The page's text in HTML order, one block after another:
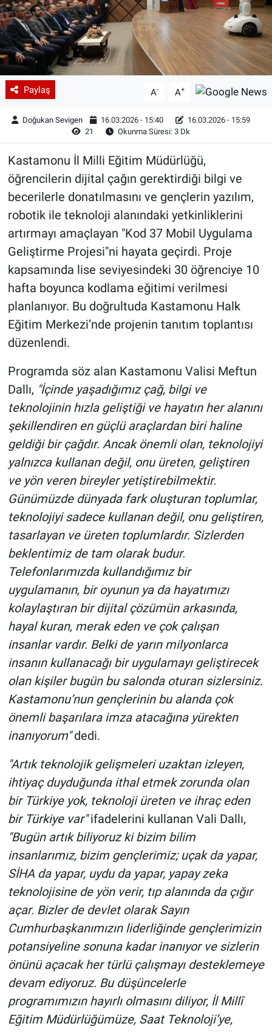
Paylaş A- A+
Doğukan Sevigen 16.03.2026 - 15:40
16.03.2026 - 15:59
21
Okunma Süresi: 3 Dk
Kastamonu İl Milli Eğitim Müdürlüğü,
öğrencilerin dijital çağın gerektirdiği bilgi ve
becerilerle donatılmasını ve gençlerin yazılım,
robotik ile teknoloji alanındaki yetkinliklerini
artırmayı amaçlayan "Kod 37 Mobil Uygulama
Geliştirme Projesi"ni hayata geçirdi. Proje
kapsamında lise seviyesindeki 30 öğrenciye 10
hafta boyunca kodlama eğitimi verilmesi
planlanıyor. Bu doğrultuda Kastamonu Halk
Eğitim Merkezi’nde projenin tanıtım toplantısı
düzenlendi.
Programda söz alan Kastamonu Valisi Meftun
Dallı, "İçinde yaşadığımız çağ, bilgi ve
teknolojinin hızla geliştiği ve hayatın her alanını
şekillendiren en güçlü araçlardan biri haline
geldiği bir çağdır. Ancak önemli olan, teknolojiyi
yalnızca kullanan değil, onu üreten, geliştiren
ve yön veren bireyler yetiştirebilmektir.
Günümüzde dünyada fark oluşturan toplumlar,
teknolojiyi sadece kullanan değil, onu geliştiren,
tasarlayan ve üreten toplumlardır. Sizlerden
beklentimiz de tam olarak budur.
Telefonlarımızda kullandığımız bir
uygulamanın, bir oyunun ya da hayatımızı
kolaylaştıran bir dijital çözümün arkasında,
hayal kuran, merak eden ve çok çalışan
insanlar vardır. Belki de yarın milyonlarca
insanın kullanacağı bir uygulamayı geliştirecek
olan kişiler bugün bu salonda oturan sizlersiniz.
Kastamonu’nun gençlerinin bu alanda çok
önemli başarılara imza atacağına yürekten
inanıyorum"dedi.
"Artık teknolojik gelişmeleri uzaktan izleyen,
ihtiyaç duyduğunda ithal etmek zorunda olan
bir Türkiye yok, teknoloji üreten ve ihraç eden
bir Türkiye var"ifadelerini kullanan Vali Dallı,
"Bugün artık biliyoruz ki bizim bilim
insanlarımız, bizim gençlerimiz; uçak da yapar,
SİHA da yapar, uydu da yapar, yapay zeka
teknolojisine de yön verir, tıp alanında da çığır
açar. Bizler de devlet olarak Sayın
Cumhurbaşkanımızın liderliğinde gençlerimizin
potansiyeline sonuna kadar inanıyor ve sizlerin
önünü açacak her türlü çalışmayı desteklemeye
devam ediyoruz. Bu düşüncelerle
programımızın hayırlı olmasını diliyor, İl Millî
Eğitim Müdürlüğümüze, Saat Teknoloji’ye,